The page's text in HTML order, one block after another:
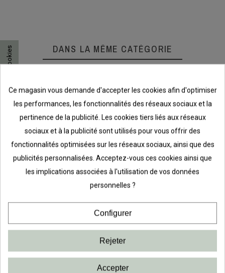
DANS LA MÊME CATÉGORIE
Porte-outils
petit pour lisse
Blanc
Crochet pour
lisse Garage +
19,47 €
Ce magasin vous demande d'accepter les cookies afin d'optimiser
les performances, les fonctionnalités des réseaux sociaux et la
pertinence de la publicité. Les cookies tiers liés aux réseaux
sociaux et à la publicité sont utilisés pour vous offrir des
fonctionnalités optimisées sur les réseaux sociaux, ainsi que des
publicités personnalisées. Acceptez-vous ces cookies ainsi que
les implications associées à l'utilisation de vos données
personnelles ?
Configurer
Rejeter
Accepter
Consentement aux cookies